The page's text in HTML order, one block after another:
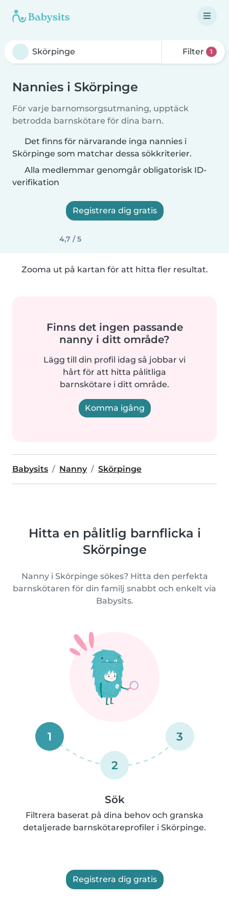
Filter 1
Nannies i Skörpinge
För varje barnomsorgsutmaning, upptäck
betrodda barnskötare för dina barn.
Det finns för närvarande inga nannies i
Skörpinge som matchar dessa sökkriterier.
Alla medlemmar genomgår obligatorisk ID-
verifikation
Registrera dig gratis
4,7 / 5
Zooma ut på kartan för att hitta fler resultat.
Finns det ingen passande
nanny i ditt område?
Lägg till din profil idag så jobbar vi
hårt för att hitta pålitliga
barnskötare i ditt område.
Komma igång
Babysits Nanny Skörpinge
Hitta en pålitlig barnflicka i
Skörpinge
Nanny i Skörpinge sökes? Hitta den perfekta
barnskötaren för din familj snabbt och enkelt via
Babysits.
1
2
3
Sök
Filtrera baserat på dina behov och granska
detaljerade barnskötareprofiler i Skörpinge.
Registrera dig gratis